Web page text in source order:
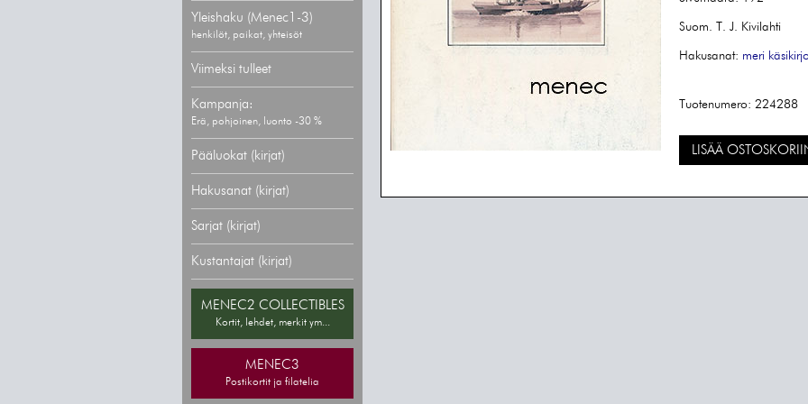
Yleishaku (Menec1-3)
henkilöt, paikat, yhteisöt
Viimeksi tulleet
Kampanja:
Erä, pohjoinen, luonto -30 %
Pääluokat (kirjat)
Hakusanat (kirjat)
Sarjat (kirjat)
Kustantajat (kirjat)
MENEC2 COLLECTIBLES
Kortit, lehdet, merkit ym...
MENEC3
Postikortit ja filatelia
Suom. T. J. Kivilahti
Hakusanat: meri
Tuotenumero: 224288
LISÄÄ